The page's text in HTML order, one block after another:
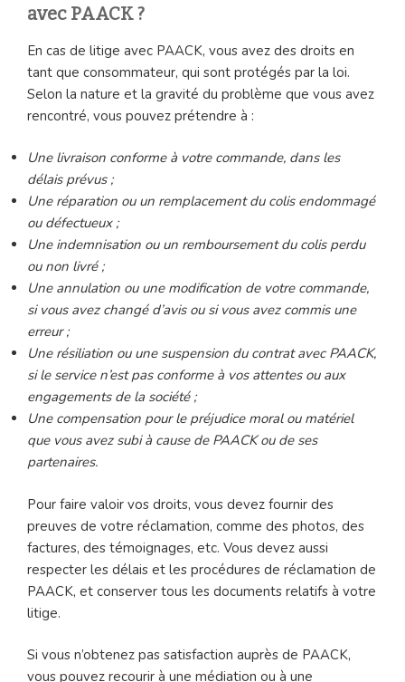
avec PAACK ?
En cas de litige avec PAACK, vous avez des droits en
tant que consommateur, qui sont protégés par la loi.
Selon la nature et la gravité du problème que vous avez
rencontré, vous pouvez prétendre à :
Une livraison conforme à votre commande, dans les
délais prévus ;
Une réparation ou un remplacement du colis endommagé
ou défectueux ;
Une indemnisation ou un remboursement du colis perdu
ou non livré ;
Une annulation ou une modification de votre commande,
si vous avez changé d’avis ou si vous avez commis une
erreur ;
Une résiliation ou une suspension du contrat avec PAACK,
si le service n’est pas conforme à vos attentes ou aux
engagements de la société ;
Une compensation pour le préjudice moral ou matériel
que vous avez subi à cause de PAACK ou de ses
partenaires.
Pour faire valoir vos droits, vous devez fournir des
preuves de votre réclamation, comme des photos, des
factures, des témoignages, etc. Vous devez aussi
respecter les délais et les procédures de réclamation de
PAACK, et conserver tous les documents relatifs à votre
litige.
Si vous n’obtenez pas satisfaction auprès de PAACK,
vous pouvez recourir à une médiation ou à une